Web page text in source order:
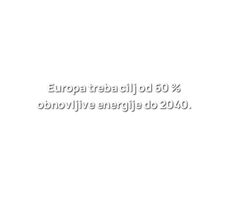
Europa treba cilj od 60 %
obnovljive energije do 2040.